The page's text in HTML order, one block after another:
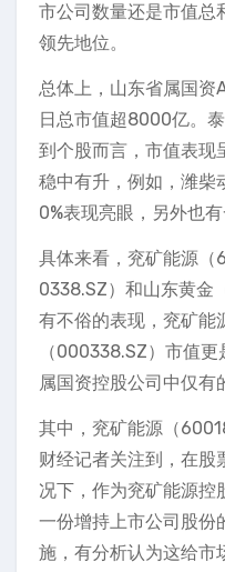
市公司数量还是市值总
领先地位。
总体上，山东省属国资
日总市值超8000亿。
到个股而言，市值表现
稳中有升，例如，潍柴
0%表现亮眼，另外也
具体来看，兖矿能源
0338.SZ）和山东黄金
有不俗的表现，兖矿能
（000338.SZ）市值
属国资控股公司中仅有
其中，兖矿能源（
财经记者关注到，在股
况下，作为兖矿能源控
一份增持上市公司股份
施，有分析认为这给市